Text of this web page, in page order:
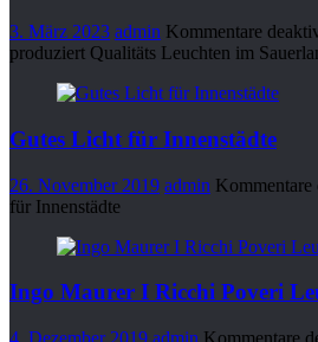
3. März 2023 admin Kommentare
produziert Qualitäts Leuchten im
Gutes Licht für Innenstädte
26. November 2019 admin Kommentare
für Innenstädte
Ingo Maurer I Ricchi Poveri